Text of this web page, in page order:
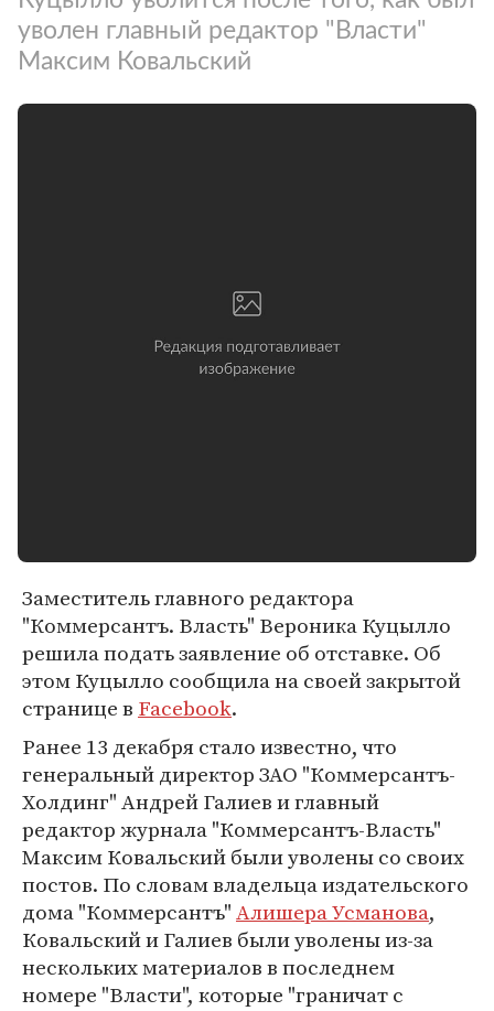
уволен главный редактор "Власти"
Максим Ковальский
Заместитель главного редактора
"Коммерсантъ. Власть" Вероника Куцылло
решила подать заявление об отставке. Об
этом Куцылло сообщила на своей закрытой
странице в Facebook.
Ранее 13 декабря стало известно, что
генеральный директор ЗАО "Коммерсантъ-
Холдинг" Андрей Галиев и главный
редактор журнала "Коммерсантъ-Власть"
Максим Ковальский были уволены со своих
постов. По словам владельца издательского
дома "Коммерсантъ"Алишера Усманова,
Ковальский и Галиев были уволены из-за
нескольких материалов в последнем
номере "Власти", которые "граничат с